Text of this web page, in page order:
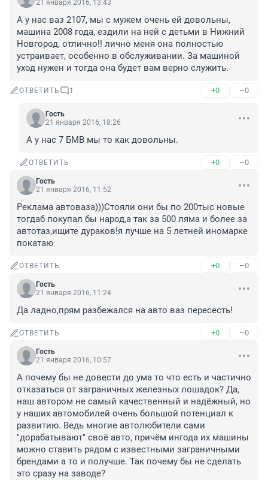
21 января 2016, 13:43
А у нас ваз 2107, мы с мужем очень ей довольны,
машина 2008 года, ездили на ней с детьми в Нижний
Новгород, отлично!! лично меня она полностью
устраивает, особенно в обслуживании. За машиной
уход нужен и тогда она будет вам верно служить.
ОТВЕТИТЬ 1 +0 –0
Гость
21 января 2016, 18:26
А у нас 7 БМВ мы то как довольны.
ОТВЕТИТЬ +0 –0
Гость
21 января 2016, 11:52
Реклама автоваза)))Стояли они бы по 200тыс новые
тогдаб покупал бы народ,а так за 500 ляма и более за
автотаз,ищите дураков!я лучше на 5 летней иномарке
покатаю
ОТВЕТИТЬ +0 –0
Гость
21 января 2016, 11:24
Да ладно,прям разбежался на авто ваз пересесть!
ОТВЕТИТЬ +0 –0
Гость
21 января 2016, 10:57
А почему бы не довести до ума то что есть и частично
отказаться от заграничных железных лошадок? Да,
наш автором не самый качественный и надёжный, но
у наших автомобилей очень большой потенциал к
развитию. Ведь многие автолюбители сами
"дорабатывают" своё авто, причём ингода их машины
можно ставить рядом с известными заграничными
брендами а то и получше. Так почему бы не сделать
это сразу на заводе?